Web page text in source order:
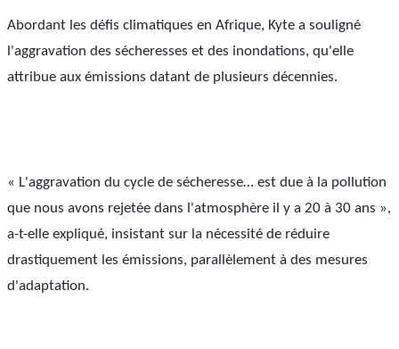
Abordant les défis climatiques en Afrique, Kyte a souligné
l'aggravation des sécheresses et des inondations, qu'elle
attribue aux émissions datant de plusieurs décennies.
« L'aggravation du cycle de sécheresse… est due à la pollution
que nous avons rejetée dans l'atmosphère il y a 20 à 30 ans »,
a-t-elle expliqué, insistant sur la nécessité de réduire
drastiquement les émissions, parallèlement à des mesures
d'adaptation.